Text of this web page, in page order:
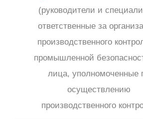
(руководители и
ответственные за
производственного
промышленной
лица, уполномоченные
осуществлению
производственного